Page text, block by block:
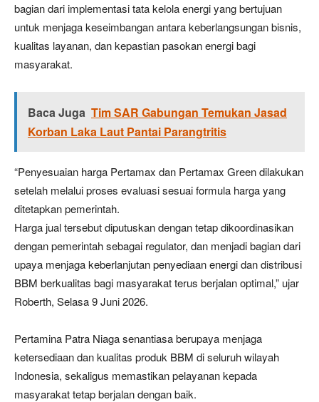
bagian dari implementasi tata kelola energi yang bertujuan
untuk menjaga keseimbangan antara keberlangsungan bisnis,
kualitas layanan, dan kepastian pasokan energi bagi
masyarakat.
Baca Juga Tim SAR Gabungan Temukan Jasad
Korban Laka Laut Pantai Parangtritis
“Penyesuaian harga Pertamax dan Pertamax Green dilakukan
setelah melalui proses evaluasi sesuai formula harga yang
ditetapkan pemerintah.
Harga jual tersebut diputuskan dengan tetap dikoordinasikan
dengan pemerintah sebagai regulator, dan menjadi bagian dari
upaya menjaga keberlanjutan penyediaan energi dan distribusi
BBM berkualitas bagi masyarakat terus berjalan optimal,” ujar
Roberth, Selasa 9 Juni 2026.
Pertamina Patra Niaga senantiasa berupaya menjaga
ketersediaan dan kualitas produk BBM di seluruh wilayah
Indonesia, sekaligus memastikan pelayanan kepada
masyarakat tetap berjalan dengan baik.